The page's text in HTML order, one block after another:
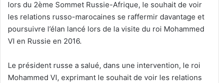
lors du 2ème Sommet Russie-Afrique, le souhait de voir
les relations russo-marocaines se raffermir davantage et
poursuivre l’élan lancé lors de la visite du roi Mohammed
VI en Russie en 2016.
Le président russe a salué, dans une intervention, le roi
Mohammed VI, exprimant le souhait de voir les relations